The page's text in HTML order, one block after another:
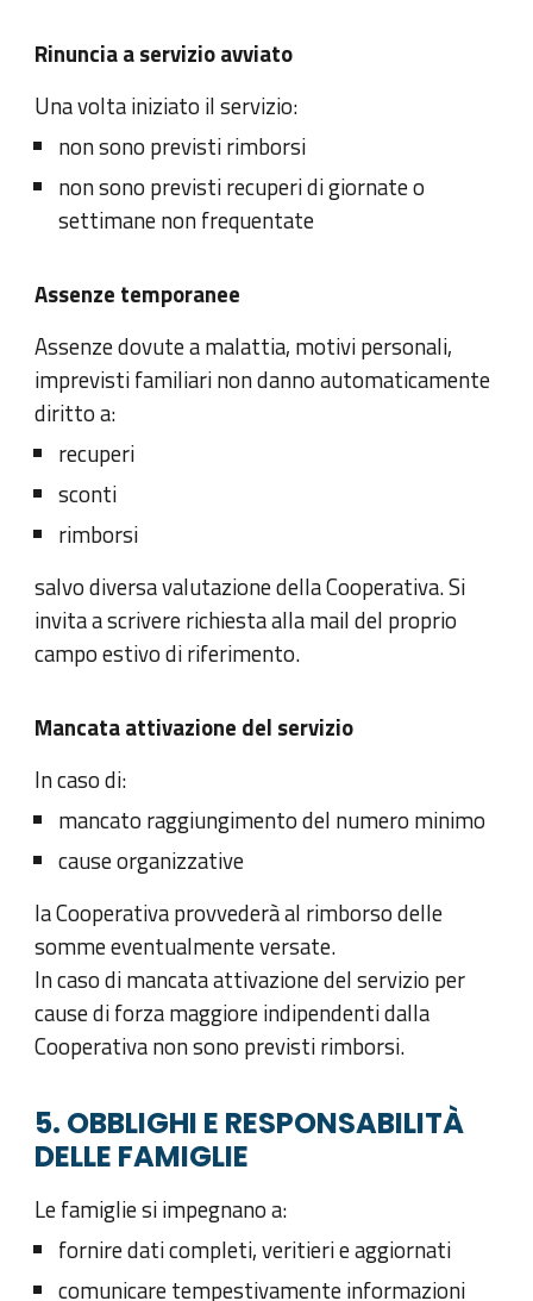
Rinuncia a servizio avviato
Una volta iniziato il servizio:
non sono previsti rimborsi
non sono previsti recuperi di giornate o
settimane non frequentate
Assenze temporanee
Assenze dovute a malattia, motivi personali,
imprevisti familiari non danno automaticamente
diritto a:
recuperi
sconti
rimborsi
salvo diversa valutazione della Cooperativa. Si
invita a scrivere richiesta alla mail del proprio
campo estivo di riferimento.
Mancata attivazione del servizio
In caso di:
mancato raggiungimento del numero minimo
cause organizzative
la Cooperativa provvederà al rimborso delle
somme eventualmente versate.
In caso di mancata attivazione del servizio per
cause di forza maggiore indipendenti dalla
Cooperativa non sono previsti rimborsi.
5. OBBLIGHI E RESPONSABILITÀ
DELLE FAMIGLIE
Le famiglie si impegnano a:
fornire dati completi, veritieri e aggiornati
comunicare tempestivamente informazioni